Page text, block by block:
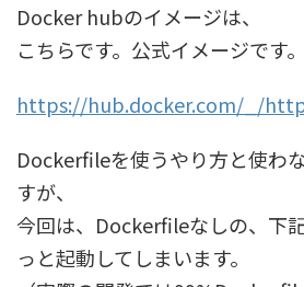
Docker hubのイメージは、
こちらです。公式イメージです。
https://hub.docker.com/_/
Dockerfileを使うやり方と使わ
すが、
今回は、Dockerfileなしの、下
っと起動してしまいます。